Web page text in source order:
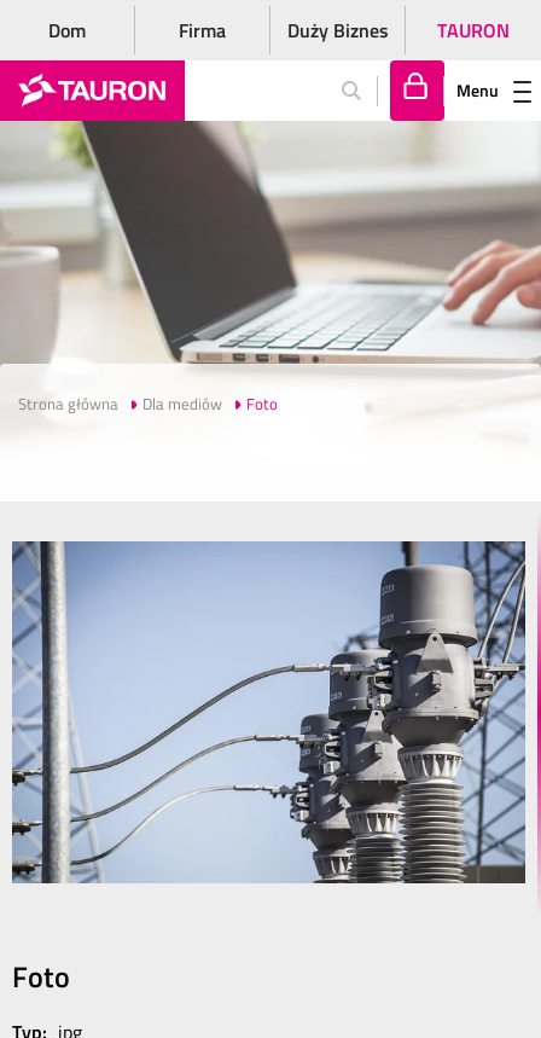
Dom Firma Duży Biznes TAURON
lo
gu
j
si
ę
Menu
Strona główna Dla mediów Foto
Foto